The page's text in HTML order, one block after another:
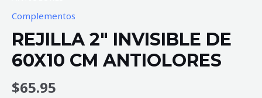
Complementos
REJILLA 2″ INVISIBLE DE
60X10 CM ANTIOLORES
$65.95